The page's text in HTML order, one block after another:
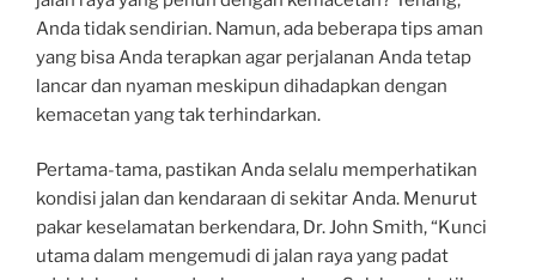
Anda tidak sendirian. Namun, ada beberapa tips aman
yang bisa Anda terapkan agar perjalanan Anda tetap
lancar dan nyaman meskipun dihadapkan dengan
kemacetan yang tak terhindarkan.
Pertama-tama, pastikan Anda selalu memperhatikan
kondisi jalan dan kendaraan di sekitar Anda. Menurut
pakar keselamatan berkendara, Dr. John Smith, “Kunci
utama dalam mengemudi di jalan raya yang padat